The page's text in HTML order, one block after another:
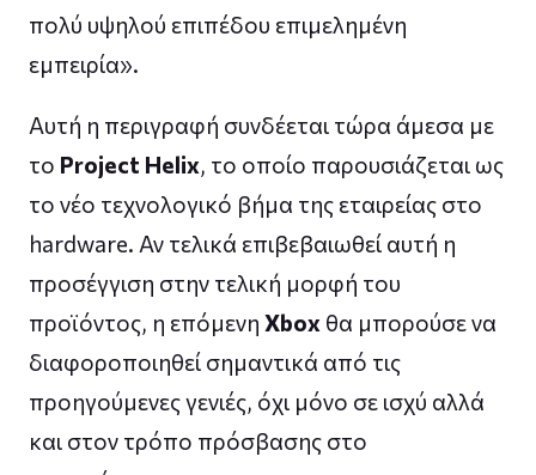
πολύ υψηλού επιπέδου επιμελημένη
εμπειρία».
Αυτή η περιγραφή συνδέεται τώρα άμεσα με
το Project Helix, το οποίο παρουσιάζεται ως
το νέο τεχνολογικό βήμα της εταιρείας στο
hardware. Αν τελικά επιβεβαιωθεί αυτή η
προσέγγιση στην τελική μορφή του
προϊόντος, η επόμενη Xbox θα μπορούσε να
διαφοροποιηθεί σημαντικά από τις
προηγούμενες γενιές, όχι μόνο σε ισχύ αλλά
και στον τρόπο πρόσβασης στο